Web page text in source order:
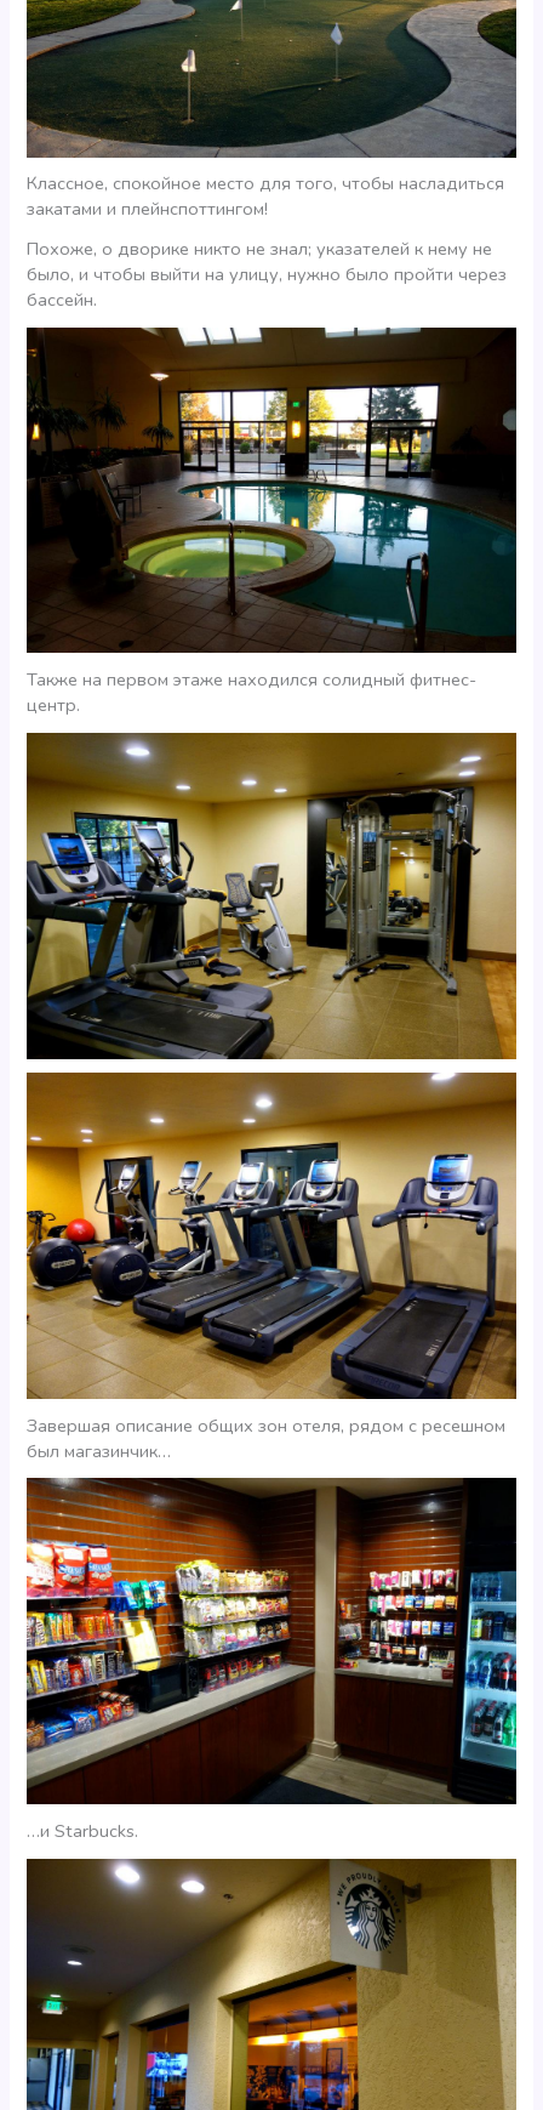
Классное, спокойное место для того, чтобы насладиться
закатами и плейнспоттингом!
Похоже, о дворике никто не знал; указателей к нему не
было, и чтобы выйти на улицу, нужно было пройти через
бассейн.
Также на первом этаже находился солидный фитнес-
центр.
Завершая описание общих зон отеля, рядом с ресешном
был магазинчик…
…и Starbucks.